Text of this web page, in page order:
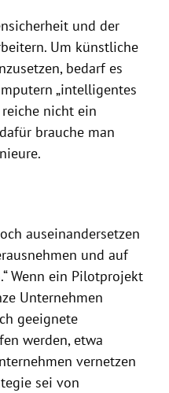
und der
Um künstliche
bedarf es
„intelligentes
nicht ein
brauche man
auseinandersetzen
und auf
Wenn ein Pilotprojekt
Unternehmen
geeignete
werden, etwa
vernetzen
sei von